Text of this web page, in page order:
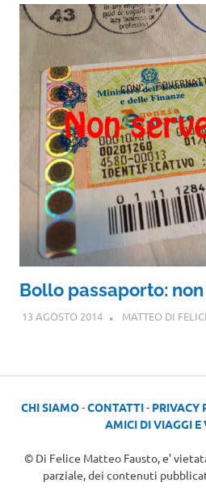
Bollo passaporto:
13 AGOSTO 2014 MATTEO DI
CHI SIAMO-CONTATTI- PRIVACY
AMICI DI VIAGGI E
© Di Felice Matteo Fausto, e'
parziale, dei contenuti